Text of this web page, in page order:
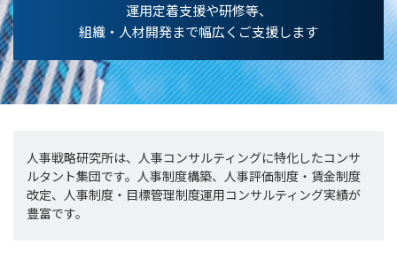
運用定着支援や研修等、
組織・人材開発まで幅広くご支援します
人事戦略研究所は、人事コンサルティングに特化したコンサ
ルタント集団です。人事制度構築、人事評価制度・賃金制度
改定、人事制度・目標管理制度運用コンサルティング実績が
豊富です。